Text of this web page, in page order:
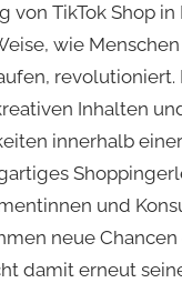
von TikTok Shop
wie
revolutioniert.
Inhalten
innerhalb
und
neue Chancen
damit erneut